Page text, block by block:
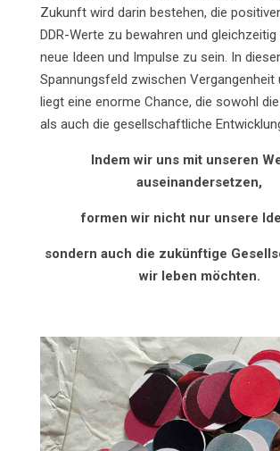
Zukunft wird darin bestehen, die
DDR-Werte zu bewahren und
neue Ideen und Impulse zu sein. In
Spannungsfeld zwischen
liegt eine enorme Chance, die sowohl
als auch die gesellschaftliche
Indem wir uns mit unseren
auseinandersetzen,
formen wir nicht nur unsere
sondern auch die zukünftige
wir leben möchten.